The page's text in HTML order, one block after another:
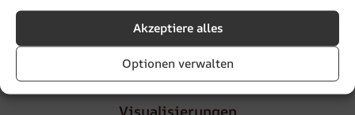
Akzeptiere alles
Optionen verwalten
Artikelnummer: